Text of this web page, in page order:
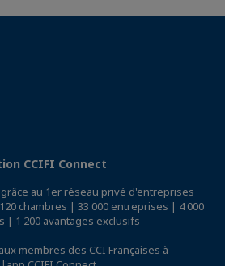
CCIFI Connect
au 1er réseau privé d'entreprises
chambres | 33 000 entreprises | 4 000
| 1 200 avantages exclusifs
membres des CCI Françaises à